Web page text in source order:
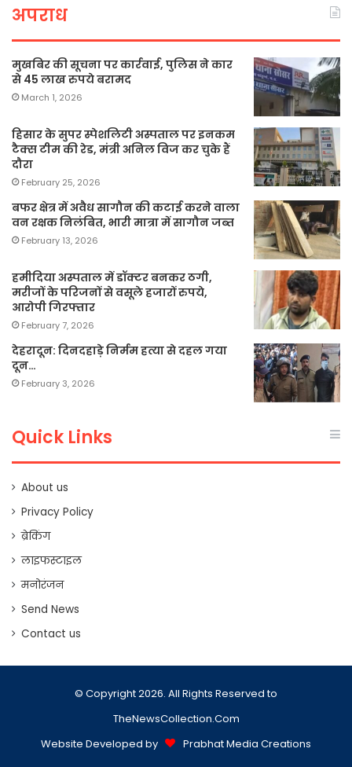
अपराध
मुखबिर की सूचना पर कार्रवाई, पुलिस ने कार
से 45 लाख रुपये बरामद
March 1, 2026
हिसार के सुपर स्पेशलिटी अस्पताल पर इनकम
टैक्स टीम की रेड, मंत्री अनिल विज कर चुके हैं
दौरा
February 25, 2026
बफर क्षेत्र में अवैध सागौन की कटाई करने वाला
वन रक्षक निलंबित, भारी मात्रा में सागौन जब्त
February 13, 2026
हमीदिया अस्पताल में डॉक्टर बनकर ठगी,
मरीजों के परिजनों से वसूले हजारों रुपये,
आरोपी गिरफ्तार
February 7, 2026
देहरादून: दिनदहाड़े निर्मम हत्या से दहल गया
दून…
February 3, 2026
Quick Links
About us
Privacy Policy
ब्रेकिंग
लाइफस्टाइल
मनोरंजन
Send News
Contact us
© Copyright 2026. All Rights Reserved to
TheNewsCollection.Com
Website Developed by
Prabhat Media Creations